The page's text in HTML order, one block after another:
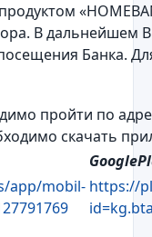
В дальнейшем
Банка.
пройти по
скачать
app/mobil- https://